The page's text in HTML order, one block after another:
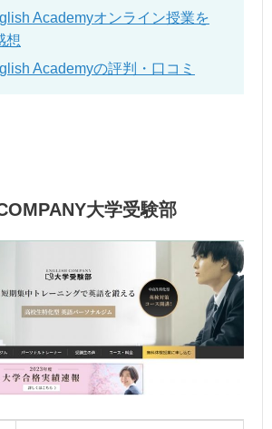
Academyオンライン授業を
想
Academyの評判・口コミ
大学受験部